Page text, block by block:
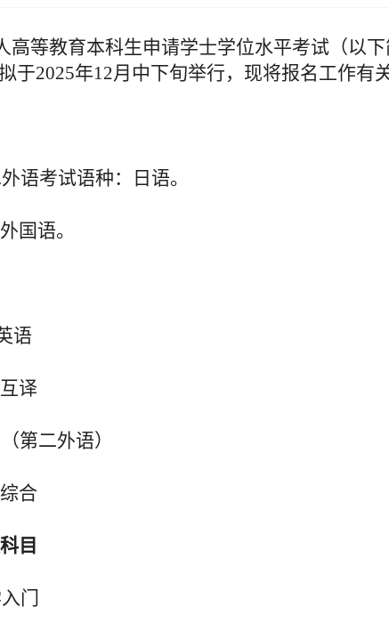
高等教育本科生申请学士学位水平考试（以
于2025年12月 中下旬举行，现将报名工作有
外语考试语种： 日语。
国语。
语
译
第二外语）
合
目
门